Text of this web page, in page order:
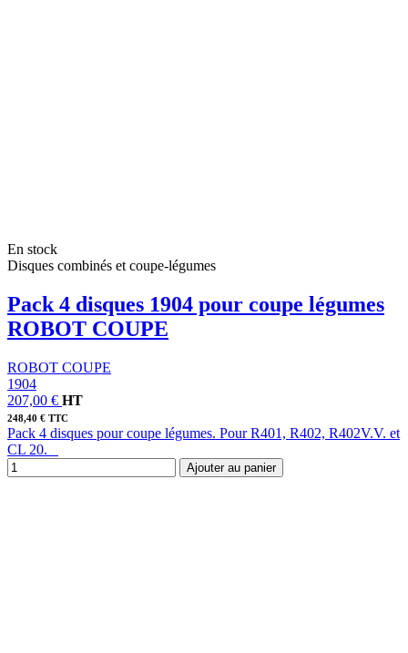
En stock
Disques combinés et coupe-légumes
Pack 4 disques 1904 pour coupe légumes
ROBOT COUPE
ROBOT COUPE
1904
207,00 € HT
248,40 € TTC
Pack 4 disques pour coupe légumes. Pour R401, R402, R402V.V. et
CL 20.
Ajouter au panier